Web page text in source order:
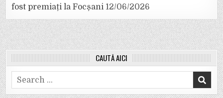
fost premiați la Focșani 12/06/2026
CAUTĂ AICI
Search
for: